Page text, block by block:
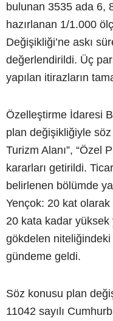
bulunan 3535 ada 6,
hazırlanan 1/1.000
Değişikliği’ne askı
değerlendirildi. Üç
yapılan itirazların
Özelleştirme İdaresi
plan değişikliğiyle
Turizm Alanı”, “Özel
kararları getirildi.
belirlenen bölümde
Yençok: 20 kat
20 kata kadar yüksek
gökdelen niteliğindeki
gündeme geldi.
Söz konusu plan
11042 sayılı